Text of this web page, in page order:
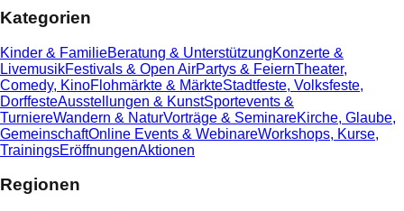
Kategorien
Kinder & FamilieBeratung & UnterstützungKonzerte &
LivemusikFestivals & Open AirPartys & FeiernTheater,
Comedy, KinoFlohmärkte & MärkteStadtfeste, Volksfeste,
DorffesteAusstellungen & KunstSportevents &
TurniereWandern & NaturVorträge & SeminareKirche, Glaube,
GemeinschaftOnline Events & WebinareWorkshops, Kurse,
TrainingsEröffnungenAktionen
Regionen